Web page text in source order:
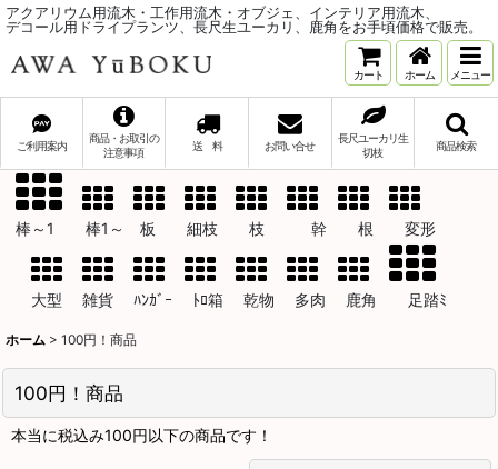
アクアリウム用流木・工作用流木・オブジェ、インテリア用流木、
デコール用ドライプランツ、長尺生ユーカリ、鹿角をお手頃価格で販売。
カート ホーム メニュー
ご利用案内
商品・お取引の
注意事項
送 料 お問い合せ
長尺ユーカリ生
切枝
商品検索
棒～1 棒1～ 板 細枝 枝 幹 根 変形
大型 雑貨 ﾊﾝｶﾞｰ ﾄﾛ箱 乾物 多肉 鹿角 足踏ﾐ
ホーム > 100円！商品
100円！商品
本当に税込み100円以下の商品です！